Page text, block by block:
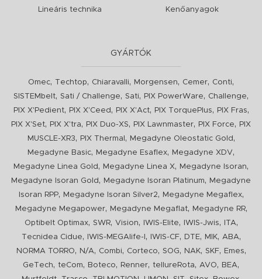
Lineáris technika
Kenőanyagok
GYÁRTÓK
Omec, Techtop, Chiaravalli, Morgensen, Cemer, Conti,
SISTEMbelt, Sati / Challenge, Sati, PIX PowerWare, Challenge,
PIX X'Pedient, PIX X'Ceed , PIX X'Act, PIX TorquePlus, PIX Fras,
PIX X'Set, PIX X'tra, PIX Duo-XS, PIX Lawnmaster, PIX Force,
PIX
MUSCLE-XR3, PIX Thermal , Megadyne Oleostatic Gold ,
Megadyne Basic, Megadyne Esaflex, Megadyne XDV,
Megadyne Linea Gold , Megadyne Linea X, Megadyne Isoran,
Megadyne Isoran Gold , Megadyne Isoran Platinum,
Megadyne
Isoran RPP, Megadyne Isoran Silver2, Megadyne Megaflex,
Megadyne Megapower, Megadyne Megaflat, Megadyne RR,
Optibelt Optimax, SWR, Vision, IWIS-Elite, IWIS-Jwis, ITA,
Tecnidea Cidue, IWIS-MEGAlife-I , IWIS-CF, DTE, MIK, ABA,
NORMA TORRO, N/A, Combi, Corteco, SOG, NAK, SKF, Emes,
GeTech, teCom, Boteco, Renner, tellureRota, AVO, BEA,